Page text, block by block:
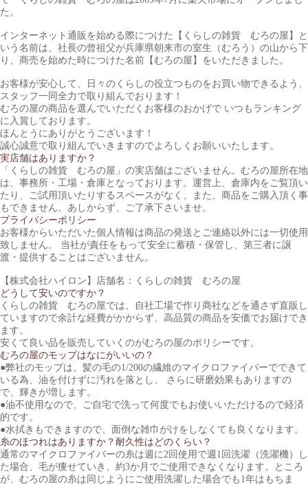
た。
インターネット通販を始める際につけた【くらしの雑貨 むろの屋】と
いう名前は、社長の曾祖父が兵庫県朝来市の室生（むろう）の山から下
り、商売を始めた時につけた名前【むろの屋】をいただきました。
お客様が安心して、日々のくらしの役立つものをお買い物できるよう、
スタッフ一同全力で取り組んでおります！
むろの屋の商品を選んでいただくお客様のおかげで いつもランキング
に入賞しております。
ほんとうにありがとうございます！
誠心誠意で取り組んでいきますのでよろしくお願いいたします。
実店舗はありますか？
「くらしの雑貨 むろの屋」の実店舗はございません。むろの屋所在地
は、事務所・工場・倉庫となっております。運営上、倉庫内をご覧頂い
たり、ご試用頂いたりするスペースがなく、また、商品をご購入頂く事
もできません。あしからず、ご了承下さいませ。
プライバシーポリシー
お客様からいただいた個人情報は商品の発送とご連絡以外には一切使用
致しません。 当社が責任をもって安全に蓄積・保管し、第三者に譲
渡・提供することはございません。
【株式会社ハイロン】店舗名：くらしの雑貨 むろの屋
どうして安いのですか？
くらしの雑貨 むろの屋では、自社工場で作り商社などを通さず直販し
ていますので余計な経費がかからず、高品質の商品を安価でお届けでき
ます。
安くて良い品を販売していくのがむろの屋のポリシーです。
むろの屋のモップはなにがいいの？
●弊社のモップは、髪の毛の1/200の繊維のマイクロファイバーでできて
いる為、油を付けずに汚れを落とし、 さらに研磨効果もありますの
で、輝きが増します。
●油不使用なので、ご自宅で洗って何度でもお使いいただけるので経済
的です。
●水拭きもできますので、面倒な雑巾がけをしなくても良くなります。
糸のほつれはありますか？耐久性はどのくらい？
通常のマイクロファイバーの糸は週に2回使用で週1回洗濯（洗濯機）し
た場合、毛が痩せていき、約3か月でご使用できなくなります。ところ
が、むろの屋の糸は同じようにご使用洗濯した場合でも1年はもちま